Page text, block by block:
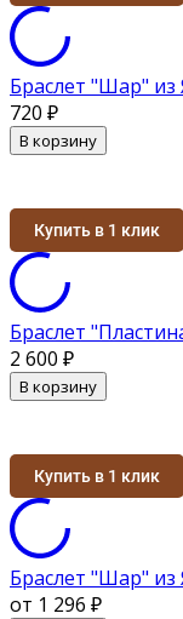
Браслет "Шар"
720 ₽
В корзину
Купить в 1 клик
Браслет
2 600 ₽
В корзину
Купить в 1 клик
Браслет "Шар"
от 1 296 ₽